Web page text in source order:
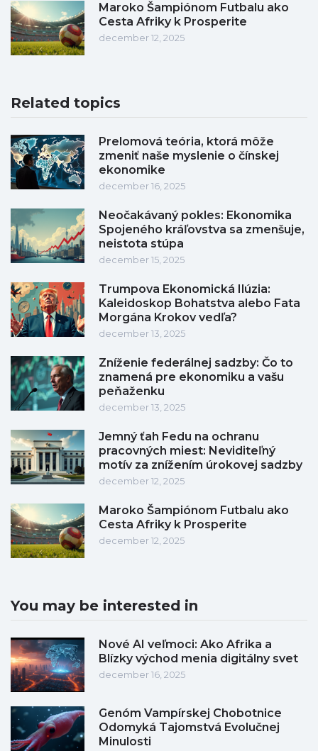
Maroko Šampiónom Futbalu ako
Cesta Afriky k Prosperite
december 12, 2025
Related topics
Prelomová teória, ktorá môže
zmeniť naše myslenie o čínskej
ekonomike
december 16, 2025
Neočakávaný pokles: Ekonomika
Spojeného kráľovstva sa zmenšuje,
neistota stúpa
december 15, 2025
Trumpova Ekonomická Ilúzia:
Kaleidoskop Bohatstva alebo Fata
Morgána Krokov vedľa?
december 13, 2025
Zníženie federálnej sadzby: Čo to
znamená pre ekonomiku a vašu
peňaženku
december 13, 2025
Jemný ťah Fedu na ochranu
pracovných miest: Neviditeľný
motív za znížením úrokovej sadzby
december 12, 2025
Maroko Šampiónom Futbalu ako
Cesta Afriky k Prosperite
december 12, 2025
You may be interested in
Nové AI veľmoci: Ako Afrika a
Blízky východ menia digitálny svet
december 16, 2025
Genóm Vampírskej Chobotnice
Odomyká Tajomstvá Evolučnej
Minulosti